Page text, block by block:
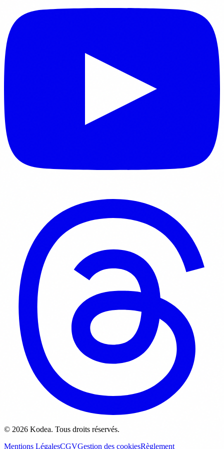
© 2026 Kodea. Tous droits réservés.
Mentions LégalesCGVGestion des cookiesRèglement